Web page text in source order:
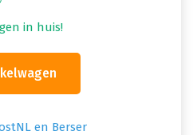
in huis!
en Berser